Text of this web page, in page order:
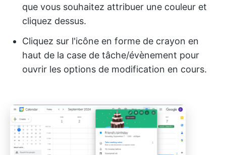
que vous souhaitez attribuer une couleur et
cliquez dessus.
Cliquez sur l'icône en forme de crayon en
haut de la case de tâche/évènement pour
ouvrir les options de modification en cours.